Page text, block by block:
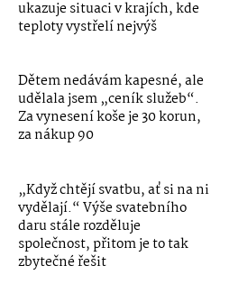
ukazuje situaci v krajích, kde
teploty vystřelí nejvýš
Dětem nedávám kapesné, ale
udělala jsem „ceník služeb“.
Za vynesení koše je 30 korun,
za nákup 90
„Když chtějí svatbu, ať si na ni
vydělají.“ Výše svatebního
daru stále rozděluje
společnost, přitom je to tak
zbytečné řešit